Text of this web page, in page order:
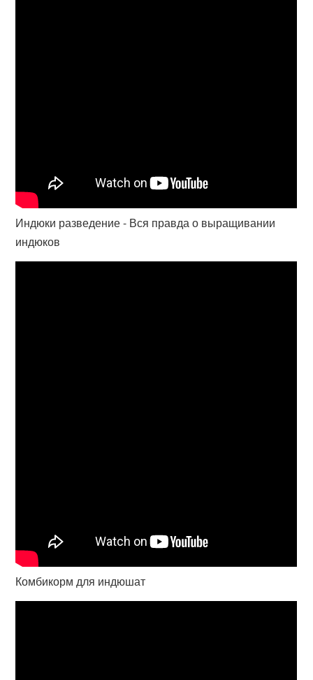
Индюки разведение - Вся правда о выращивании
индюков
Комбикорм для индюшат